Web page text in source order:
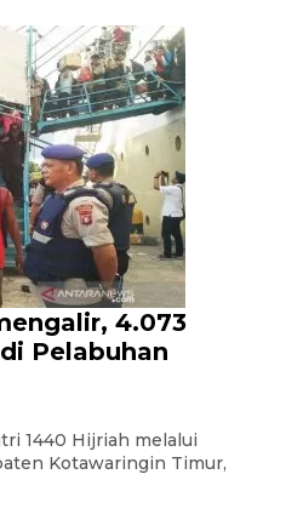
4.073
Pelabuhan
1440 Hijriah melalui
Kotawaringin Timur,